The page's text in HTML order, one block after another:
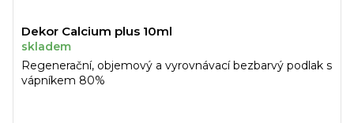
Dekor Calcium plus 10ml
skladem
Regenerační, objemový a vyrovnávací bezbarvý podlak s
vápníkem 80%